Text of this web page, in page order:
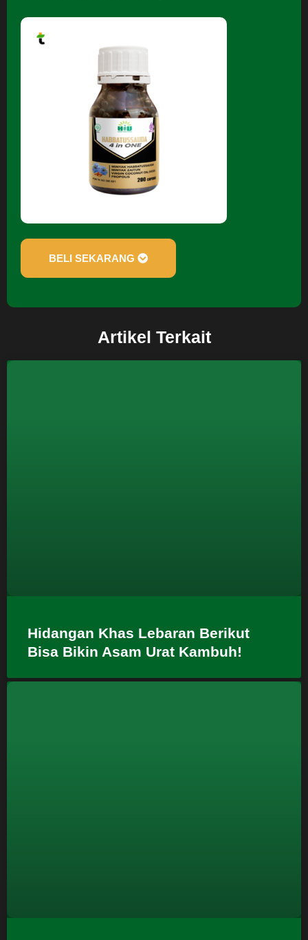
BELI SEKARANG
Artikel Terkait
Hidangan Khas Lebaran Berikut
Bisa Bikin Asam Urat Kambuh!